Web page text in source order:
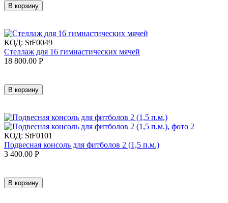
В корзину
КОД: StF0049
Стеллаж для 16 гимнастических мячей
18 800.00 Р
В корзину
КОД: StF0101
Подвесная консоль для фитболов 2 (1,5 п.м.)
3 400.00 Р
В корзину